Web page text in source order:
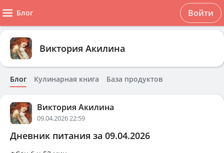
Блог Войти
Виктория Акилина
Блог Кулинарная книга База продуктов
Виктория Акилина
09.04.2026 22:59
Дневник питания за 09.04.2026